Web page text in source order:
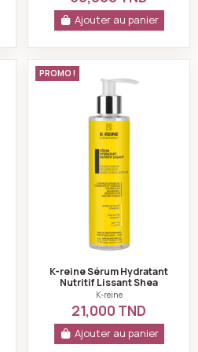
Ajouter au panier
yeux & visage argan, karité
PROMO !
K-reine Sérum Hydratant
Nutritif Lissant Shea
Butter Vitamine E - 100 ml
K-reine
21,000 TND
Ajouter au panier